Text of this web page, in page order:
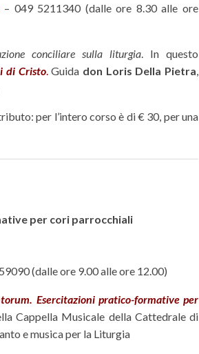
– 049 5211340 (dalle ore 8.30 alle ore
conciliare sulla liturgia. In questo
di Cristo. Guida don Loris Della Pietra
per l’intero corso è di € 30, per una
per cori parrocchiali
(dalle ore 9.00 alle ore 12.00)
Esercitazioni pratico-formative per
Cappella Musicale della Cattedrale di
e musica per la Liturgia